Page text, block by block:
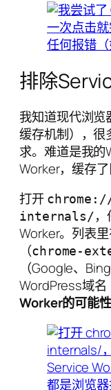
排除
我知道现代浏
缓存机制），很
求。难道是我
Worker，缓存了
打开
internals/
Worker。列表
（chrome-
（Google、
WordPress域
Worker的可能性